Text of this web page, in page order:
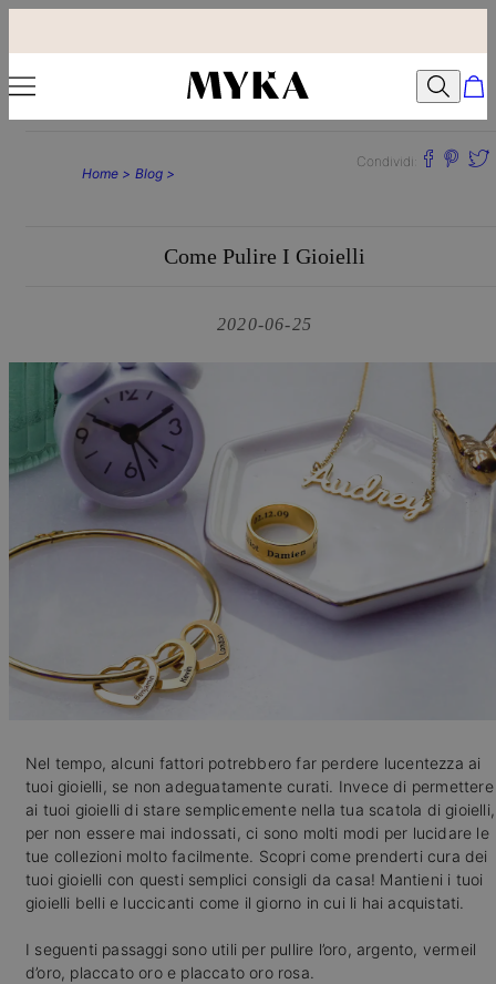
Home > Blog >
Condividi:
Come Pulire I Gioielli
2020-06-25
Nel tempo, alcuni fattori potrebbero far perdere lucentezza ai
tuoi gioielli, se non adeguatamente curati. Invece di permettere
ai tuoi gioielli di stare semplicemente nella tua scatola di gioielli,
per non essere mai indossati, ci sono molti modi per lucidare le
tue collezioni molto facilmente. Scopri come prenderti cura dei
tuoi gioielli con questi semplici consigli da casa! Mantieni i tuoi
gioielli belli e luccicanti come il giorno in cui li hai acquistati.
I seguenti passaggi sono utili per pullire l’oro, argento, vermeil
d’oro, placcato oro e placcato oro rosa.